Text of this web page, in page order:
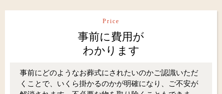
Price
事前に費用が
わかります
事前にどのようなお葬式にされたいのかご認識いただ
くことで、いくら掛かるのかが明確になり、ご不安が